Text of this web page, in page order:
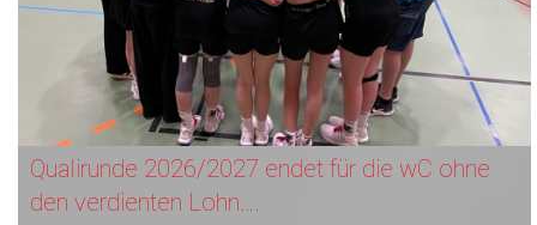
Qualirunde 2026/2027 endet für die wC ohne
den verdienten Lohn….